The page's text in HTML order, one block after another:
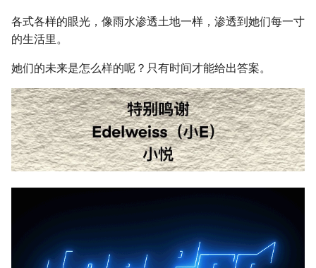
各式各样的眼光，像雨水渗透土地一样，渗透到她们每一寸
的生活里。
她们的未来是怎么样的呢？只有时间才能给出答案。